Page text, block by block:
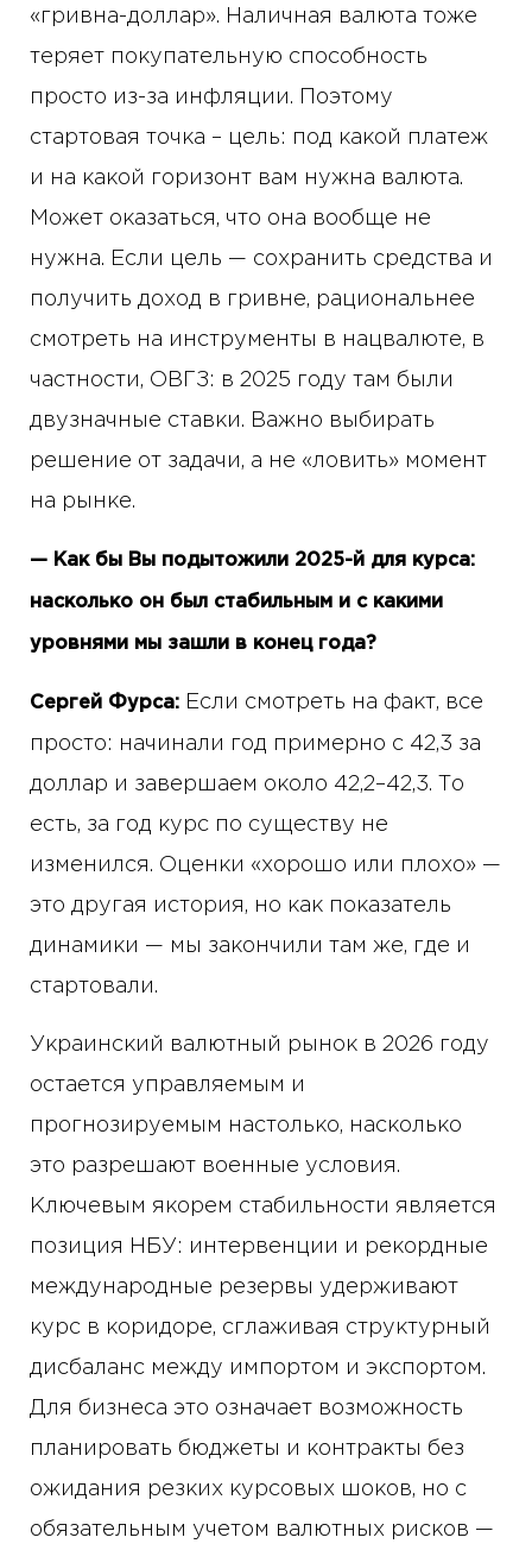
«гривна-доллар». Наличная валюта тоже
теряет покупательную способность
просто из-за инфляции. Поэтому
стартовая точка – цель: под какой платеж
и на какой горизонт вам нужна валюта.
Может оказаться, что она вообще не
нужна. Если цель — сохранить средства и
получить доход в гривне, рациональнее
смотреть на инструменты в нацвалюте, в
частности, ОВГЗ: в 2025 году там были
двузначные ставки. Важно выбирать
решение от задачи, а не «ловить» момент
на рынке.
— Как бы Вы подытожили 2025-й для курса:
насколько он был стабильным и с какими
уровнями мы зашли в конец года?
Сергей Фурса: Если смотреть на факт, все
просто: начинали год примерно с 42,3 за
доллар и завершаем около 42,2–42,3. То
есть, за год курс по существу не
изменился. Оценки «хорошо или плохо» —
это другая история, но как показатель
динамики — мы закончили там же, где и
стартовали.
Украинский валютный рынок в 2026 году
остается управляемым и
прогнозируемым настолько, насколько
это разрешают военные условия.
Ключевым якорем стабильности является
позиция НБУ: интервенции и рекордные
международные резервы удерживают
курс в коридоре, сглаживая структурный
дисбаланс между импортом и экспортом.
Для бизнеса это означает возможность
планировать бюджеты и контракты без
ожидания резких курсовых шоков, но с
обязательным учетом валютных рисков —